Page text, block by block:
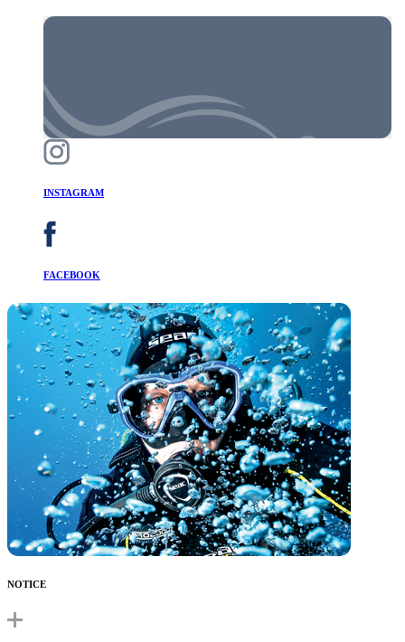
INSTAGRAM
FACEBOOK
NOTICE